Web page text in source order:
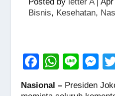
Bisnis, Kesehatan,
F
W
h
Li
n
M
e
Nasional – Presiden